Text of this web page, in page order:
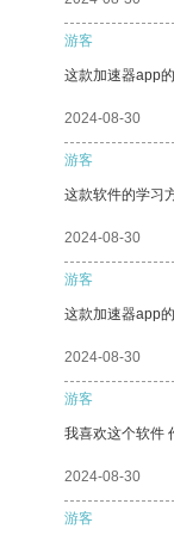
游客
这款加速器app
2024-08-30
游客
这款软件的学习
2024-08-30
游客
这款加速器app
2024-08-30
游客
我喜欢这个软件
2024-08-30
游客